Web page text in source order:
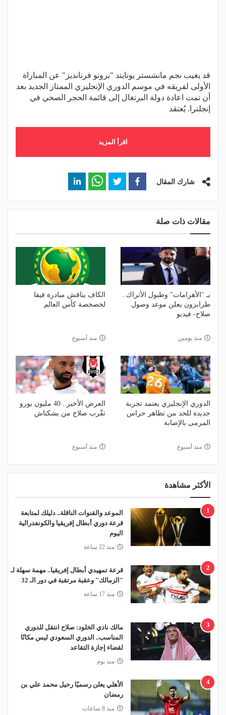
قد يغيب نجم مانشستر يونايتد "برونو فرنانديز" عن المباراة
الأولى لفريقه في موسم الدوري الإنجليزي الممتاز الجديد بعد
أن تمت اعادة دولة البرتغال إلى قائمة الحجر الصحي في
إنجلترا. يُعتقد
اقرأ المزيد
شارك المقال
مقالات ذات صلة
بـ "الأهرامات" وطبول الأتراك..
طرابزون يعلن موعد وصول
صلاح- فيديو
منذ يومين
الكاف يناقش مبادرة فيفا
لخصخصة كأس العالم
منذ أسبوع
الدوري الإنجليزي يعتمد تجربة
جديدة للحد من تظاهر حراس
المرمى بالإصابة
منذ أسبوع
العرض الأخير.. 40 مليون يورو
تقّرب صلاح من بشكتاش
منذ أسبوع
الأكثر مشاهدة
1
الموعد والقنوات الناقلة.. دليلك لمتابعة
قرعة دوري أبطال إفريقيا والكونفدرالية
اليوم
منذ 22 ساعة
2
قرعة تمهيدي أبطال إفريقيا.. مهمة سهلة لـ
"الزمالك" وعقبة مرتقبة في دور الـ 32
منذ 17 ساعة
3
مالك نادي الخلود: صلاح انتقل للدوري
المناسب.. الدوري السعودي ليس مكانًا
لقضاء إجازة التقاعد
منذ يوم
4
الأهلي يعلن رسميًا رحيل محمد علي بن
رمضان
منذ 8 ساعات